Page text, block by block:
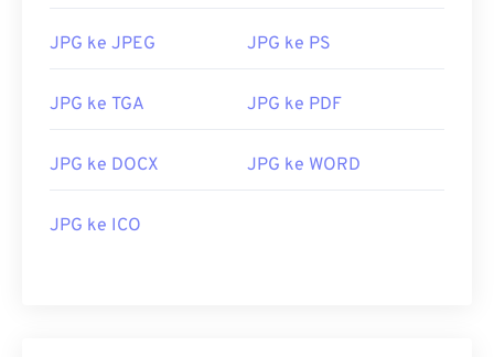
JPG ke JPEG JPG ke PS
JPG ke TGA JPG ke PDF
JPG ke DOCX JPG ke WORD
JPG ke ICO